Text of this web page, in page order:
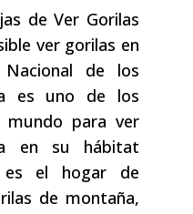
de Ver Gorilas
ver gorilas en
Nacional de los
es uno de los
mundo para ver
en su hábitat
es el hogar de
de montaña,